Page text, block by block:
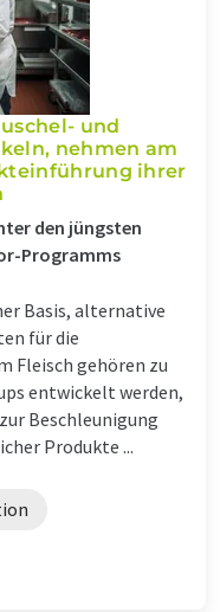
und
nehmen am
ihrer
den jüngsten
Programms
Basis, alternative
für die
Fleisch gehören zu
entwickelt werden,
Beschleunigung
Produkte ...